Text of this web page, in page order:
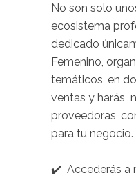
No son solo
ecosistema
dedicado
Femenino,
temáticos, en
ventas y harás
proveedoras,
para tu negocio.
✔️ Accederás a